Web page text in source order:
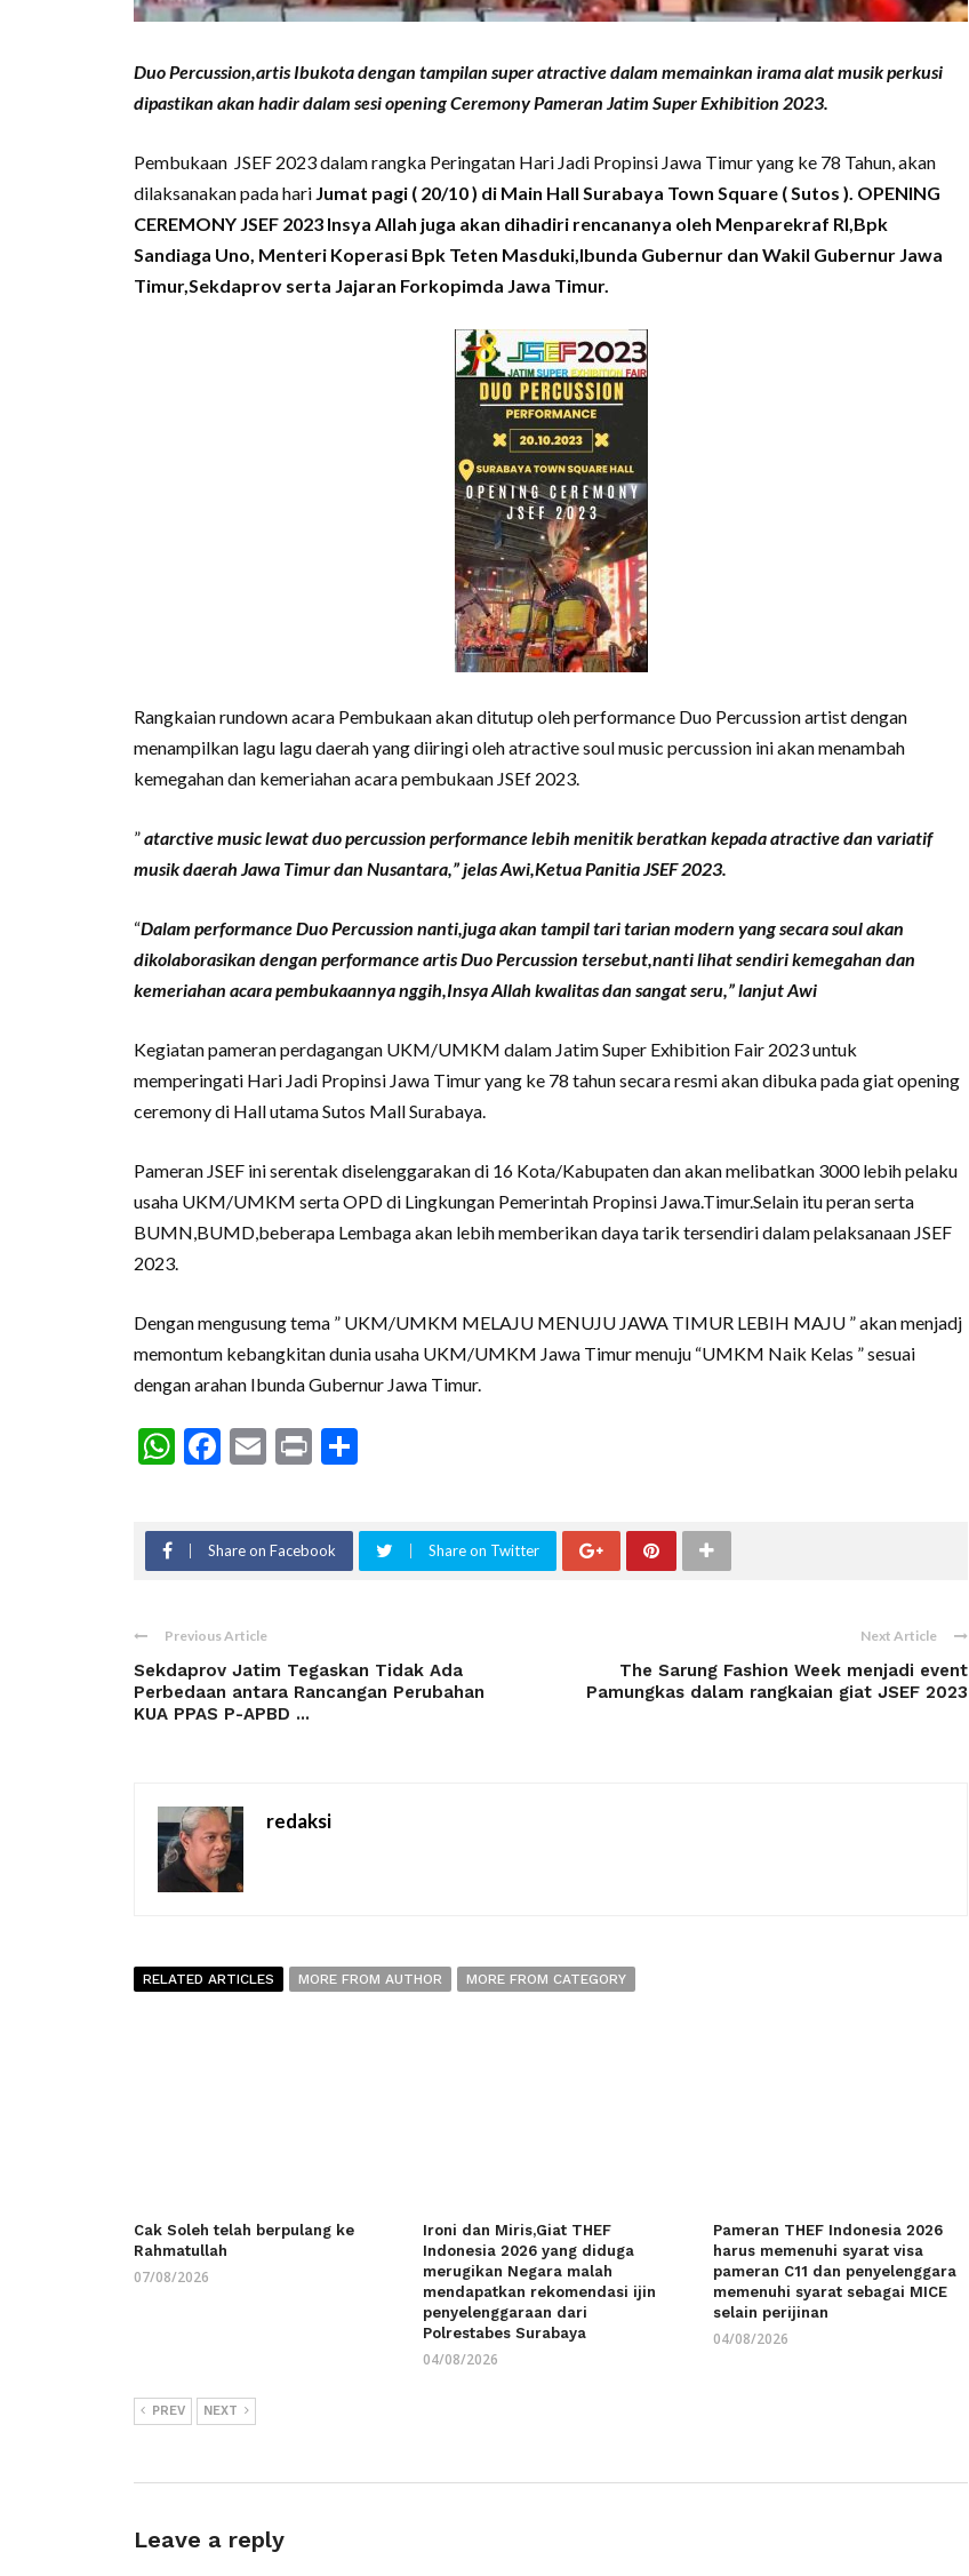
Duo Percussion,artis Ibukota dengan tampilan super atractive dalam memainkan irama alat musik perkusi
dipastikan akan hadir dalam sesi opening Ceremony Pameran Jatim Super Exhibition 2023.
Pembukaan JSEF 2023 dalam rangka Peringatan Hari Jadi Propinsi Jawa Timur yang ke 78 Tahun, akan
dilaksanakan pada hari Jumat pagi ( 20/10 ) di Main Hall Surabaya Town Square ( Sutos ). OPENING
CEREMONY JSEF 2023 Insya Allah juga akan dihadiri rencananya oleh Menparekraf RI,Bpk
Sandiaga Uno, Menteri Koperasi Bpk Teten Masduki,Ibunda Gubernur dan Wakil Gubernur Jawa
Timur,Sekdaprov serta Jajaran Forkopimda Jawa Timur.
Rangkaian rundown acara Pembukaan akan ditutup oleh performance Duo Percussion artist dengan
menampilkan lagu lagu daerah yang diiringi oleh atractive soul music percussion ini akan menambah
kemegahan dan kemeriahan acara pembukaan JSEf 2023.
”atarctive music lewat duo percussion performance lebih menitik beratkan kepada atractive dan variatif
musik daerah Jawa Timur dan Nusantara,” jelas Awi,Ketua Panitia JSEF 2023.
“Dalam performance Duo Percussion nanti,juga akan tampil tari tarian modern yang secara soul akan
dikolaborasikan dengan performance artis Duo Percussion tersebut,nanti lihat sendiri kemegahan dan
kemeriahan acara pembukaannya nggih,Insya Allah kwalitas dan sangat seru,” lanjut Awi
Kegiatan pameran perdagangan UKM/UMKM dalam Jatim Super Exhibition Fair 2023 untuk
memperingati Hari Jadi Propinsi Jawa Timur yang ke 78 tahun secara resmi akan dibuka pada giat opening
ceremony di Hall utama Sutos Mall Surabaya.
Pameran JSEF ini serentak diselenggarakan di 16 Kota/Kabupaten dan akan melibatkan 3000 lebih pelaku
usaha UKM/UMKM serta OPD di Lingkungan Pemerintah Propinsi Jawa.Timur.Selain itu peran serta
BUMN,BUMD,beberapa Lembaga akan lebih memberikan daya tarik tersendiri dalam pelaksanaan JSEF
2023.
Dengan mengusung tema ” UKM/UMKM MELAJU MENUJU JAWA TIMUR LEBIH MAJU ” akan menjadj
memontum kebangkitan dunia usaha UKM/UMKM Jawa Timur menuju “UMKM Naik Kelas ” sesuai
dengan arahan Ibunda Gubernur Jawa Timur.
WhatsApp
Facebook
Email
Print
Share on Facebook Share on Twitter
Previous Article
Sekdaprov Jatim Tegaskan Tidak Ada
Perbedaan antara Rancangan Perubahan
KUA PPAS P-APBD ...
Next Article
The Sarung Fashion Week menjadi event
Pamungkas dalam rangkaian giat JSEF 2023
redaksi
RELATED ARTICLES MORE FROM AUTHOR MORE FROM CATEGORY
Cak Soleh telah berpulang ke
Rahmatullah
07/08/2026
Ironi dan Miris,Giat THEF
Indonesia 2026 yang diduga
merugikan Negara malah
mendapatkan rekomendasi ijin
penyelenggaraan dari
Polrestabes Surabaya
04/08/2026
Pameran THEF Indonesia 2026
harus memenuhi syarat visa
pameran C11 dan penyelenggara
memenuhi syarat sebagai MICE
selain perijinan
04/08/2026
PREV NEXT
Leave a reply